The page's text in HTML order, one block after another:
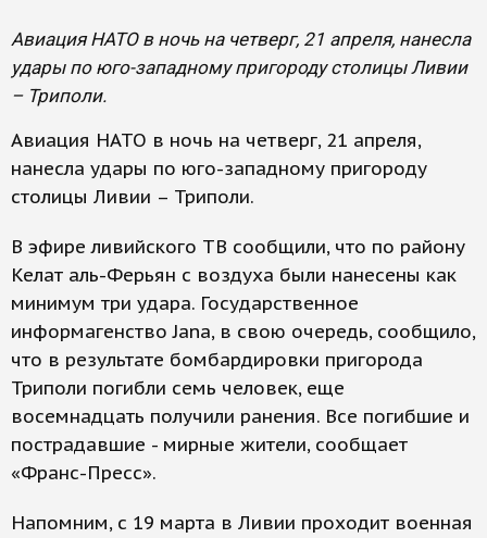
Авиация НАТО в ночь на четверг, 21 апреля, нанесла
удары по юго-западному пригороду столицы Ливии
– Триполи.
Авиация НАТО в ночь на четверг, 21 апреля,
нанесла удары по юго-западному пригороду
столицы Ливии – Триполи.
В эфире ливийского ТВ сообщили, что по району
Келат аль-Ферьян с воздуха были нанесены как
минимум три удара. Государственное
информагенство Jana, в свою очередь, сообщило,
что в результате бомбардировки пригорода
Триполи погибли семь человек, еще
восемнадцать получили ранения. Все погибшие и
пострадавшие - мирные жители, сообщает
«Франс-Пресс».
Напомним, с 19 марта в Ливии проходит военная